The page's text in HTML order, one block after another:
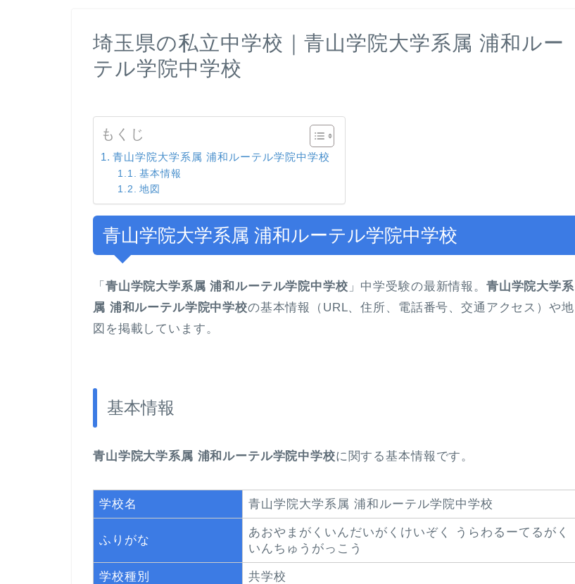
埼玉県の私立中学校｜青山学院大学系属 浦和ルー
テル学院中学校
もくじ
青山学院大学系属 浦和ルーテル学院中学校
基本情報
地図
青山学院大学系属 浦和ルーテル学院中学校
「 青山学院大学系属 浦和ルーテル学院中学校 」中学受験の最新情報。 青山学院大学系
属 浦和ルーテル学院中学校の基本情報（URL、住所、電話番号、交通アクセス）や地
図を掲載しています。
基本情報
青山学院大学系属 浦和ルーテル学院中学校に関する基本情報です。
学校名 青山学院大学系属 浦和ルーテル学院中学校
ふりがな
あおやまがくいんだいがくけいぞく うらわるーてるがく
いんちゅうがっこう
学校種別
共学校